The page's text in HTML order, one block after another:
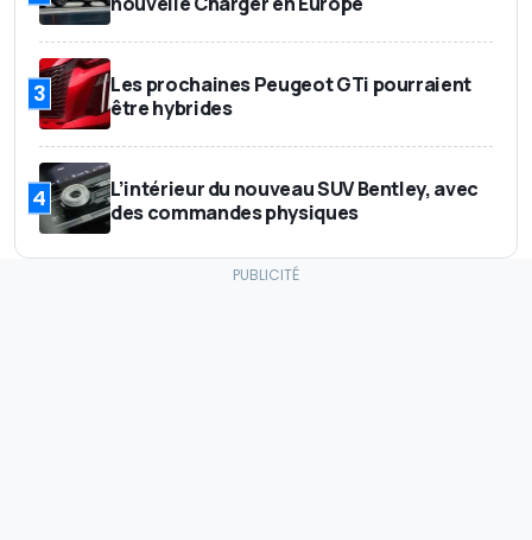
3
Les prochaines Peugeot GTi pourraient
être hybrides
4
L’intérieur du nouveau SUV Bentley, avec
des commandes physiques